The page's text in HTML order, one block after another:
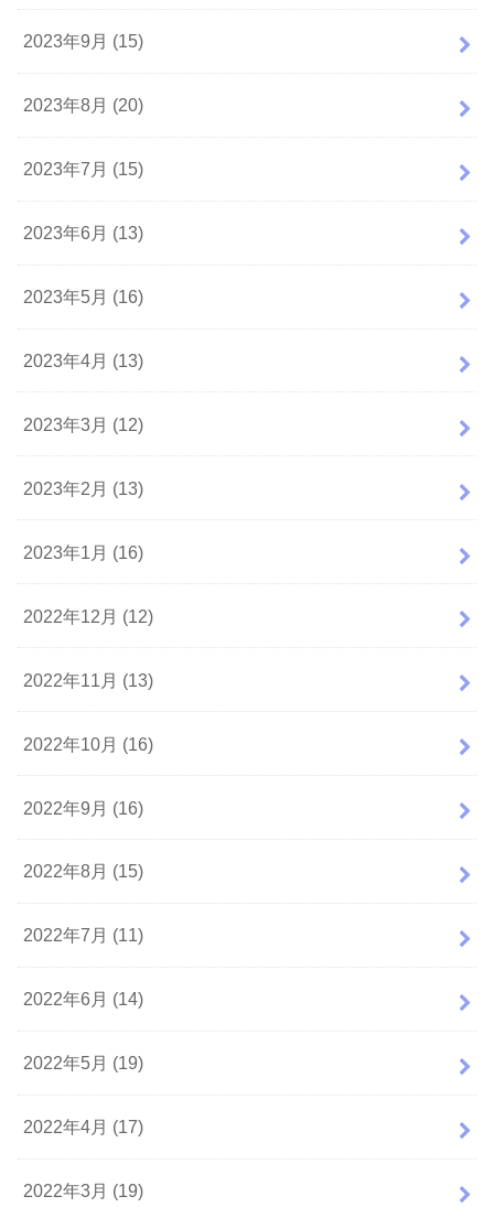
2023年9月 (15)
2023年8月 (20)
2023年7月 (15)
2023年6月 (13)
2023年5月 (16)
2023年4月 (13)
2023年3月 (12)
2023年2月 (13)
2023年1月 (16)
2022年12月 (12)
2022年11月 (13)
2022年10月 (16)
2022年9月 (16)
2022年8月 (15)
2022年7月 (11)
2022年6月 (14)
2022年5月 (19)
2022年4月 (17)
2022年3月 (19)